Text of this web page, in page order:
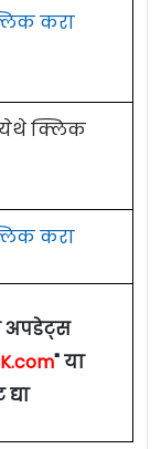
करा
क्लिक
करा
अपडेट्स
" या